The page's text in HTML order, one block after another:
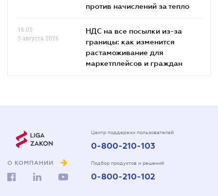
против начислений за тепло
16.05
5 августа 2026
НДС на все посылки из-за
границы: как изменится
растаможивание для
маркетплейсов и граждан
О КОМПАНИИ
Центр поддержки пользователей
0-800-210-103
Подбор продуктов и решений
0-800-210-102